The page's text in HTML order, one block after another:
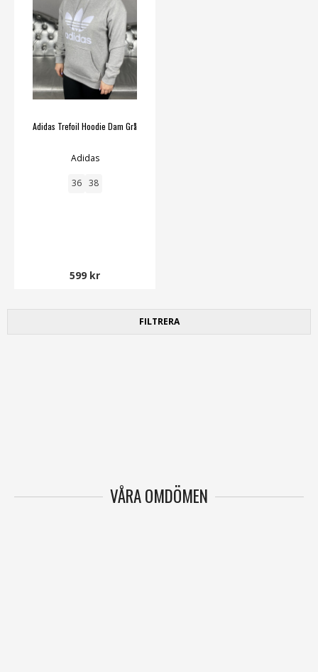
Adidas Trefoil Hoodie Dam Grå
Adidas
36 38
599 kr
FILTRERA
VÅRA OMDÖMEN